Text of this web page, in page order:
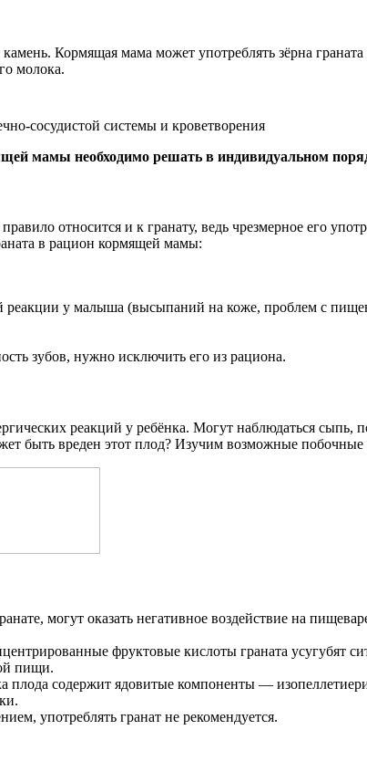
Кормящая мама может употреблять зёрна
молока.
сосудистой системы и кроветворения
мамы необходимо решать в индивидуальном
относится и к гранату, ведь чрезмерное его
в рацион кормящей мамы:
реакции у малыша (высыпаний на коже, проблем с
зубов, нужно исключить его из рациона.
реакций у ребёнка. Могут наблюдаться
быть вреден этот плод? Изучим возможные
могут оказать негативное воздействие на
фруктовые кислоты граната усугубят
пищи.
содержит ядовитые компоненты —
употреблять гранат не рекомендуется.